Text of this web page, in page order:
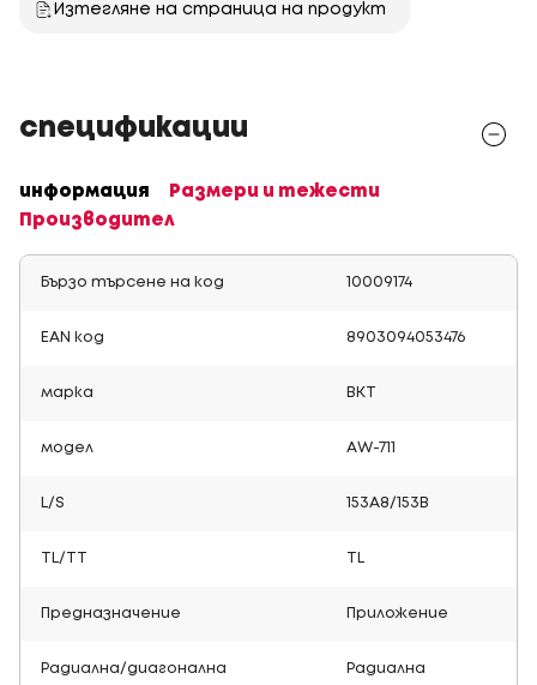
Изтегляне на страница на продукт
спецификации
информация
Размери и тежести
Производител
Бързо търсене на код 10009174
EAN код 8903094053476
марка BKT
модел AW-711
L/S 153A8/153B
TL/TT
Предназначение Приложение
Радиална/диагонална Радиална